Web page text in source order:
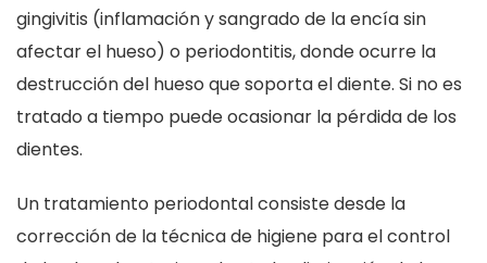
gingivitis (inflamación y sangrado de la encía sin
afectar el hueso) o periodontitis, donde ocurre la
destrucción del hueso que soporta el diente. Si no es
tratado a tiempo puede ocasionar la pérdida de los
dientes.
Un tratamiento periodontal consiste desde la
corrección de la técnica de higiene para el control